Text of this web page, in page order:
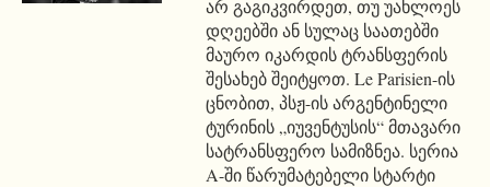
არ გაგიკვირდეთ, თუ უახლოეს
დღეებში ან სულაც საათებში
მაურო იკარდის ტრანსფერის
შესახებ შეიტყოთ. Le Parisien-ის
ცნობით, პსჟ-ის არგენტინელი
ტურინის „იუვენტუსის“ მთავარი
სატრანსფერო სამიზნეა. სერია
A-ში წარუმატებელი სტარტი